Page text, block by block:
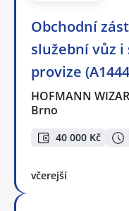
Obchodní
služební vůz
provize
HOFMANN
Brno
40 000 Kč
včerejší